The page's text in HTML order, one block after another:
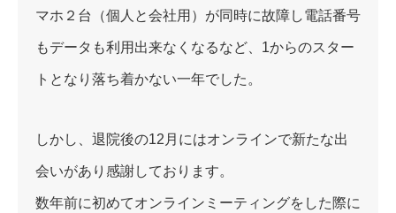
マホ２台（個人と会社用）が同時に故障し電話番号
もデータも利用出来なくなるなど、1からのスター
トとなり落ち着かない一年でした。
しかし、退院後の12月にはオンラインで新たな出
会いがあり感謝しております。
数年前に初めてオンラインミーティングをした際に